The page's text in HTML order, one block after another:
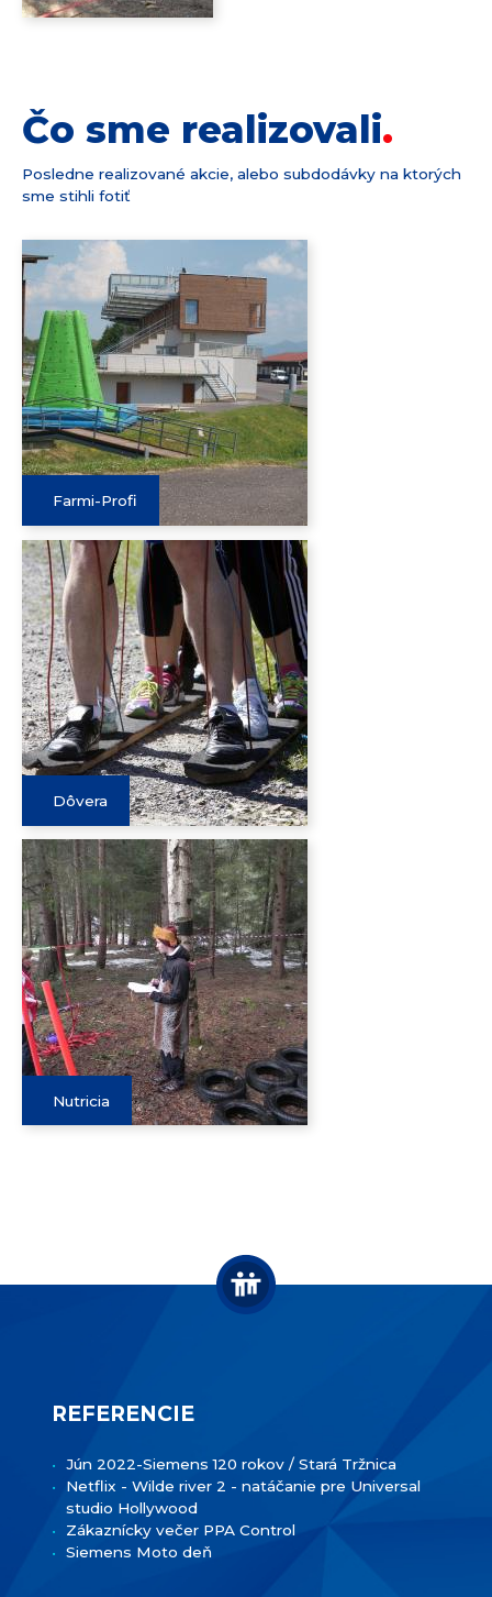
Čo sme realizovali
Posledne realizované akcie, alebo subdodávky na ktorých
sme stihli fotiť
Farmi-Profi
Dôvera
Nutricia
REFERENCIE
Jún 2022-Siemens 120 rokov / Stará Tržnica
Netflix - Wilde river 2 - natáčanie pre Universal
studio Hollywood
Zákaznícky večer PPA Control
Siemens Moto deň